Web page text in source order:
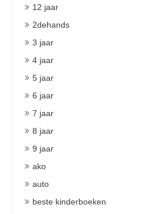
12 jaar
2dehands
3 jaar
4 jaar
5 jaar
6 jaar
7 jaar
8 jaar
9 jaar
ako
auto
beste kinderboeken